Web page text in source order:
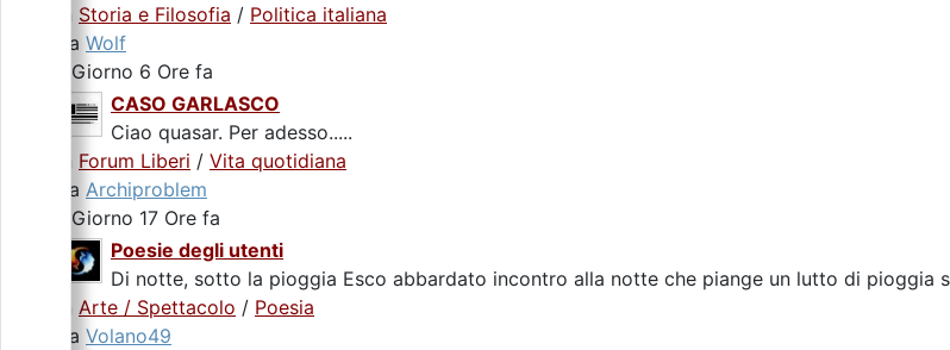
Storia e Filosofia / Politica italiana
da Wolf
1 Giorno 6 Ore fa
CASO GARLASCO
Ciao quasar. Per adesso.....
Forum Liberi / Vita quotidiana
da Archiproblem
1 Giorno 17 Ore fa
Poesie degli utenti
Di notte, sotto la pioggia Esco abbardato incontro alla notte che piange un lutto di pioggia
Arte / Spettacolo / Poesia
da Volano49